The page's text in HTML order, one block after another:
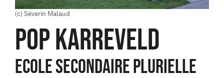
(c) Séverin Malaud
POP KARREVELD
ECOLE SECONDAIRE PLURIELLE